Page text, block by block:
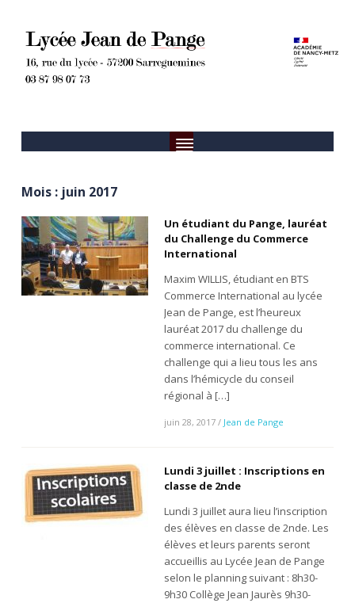
Mois : juin 2017
Un étudiant du Pange, lauréat
du Challenge du Commerce
International
Maxim WILLIS, étudiant en BTS
Commerce International au lycée
Jean de Pange, est l’heureux
lauréat 2017 du challenge du
commerce international. Ce
challenge qui a lieu tous les ans
dans l’hémicycle du conseil
régional à […]
juin 28, 2017/ Jean de Pange
Lundi 3 juillet : Inscriptions en
classe de 2nde
Lundi 3 juillet aura lieu l’inscription
des élèves en classe de 2nde. Les
élèves et leurs parents seront
accueillis au Lycée Jean de Pange
selon le planning suivant : 8h30-
9h30 Collège Jean Jaurès 9h30-